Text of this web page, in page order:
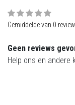
Gemiddelde van 0
Geen reviews
Help ons en andere